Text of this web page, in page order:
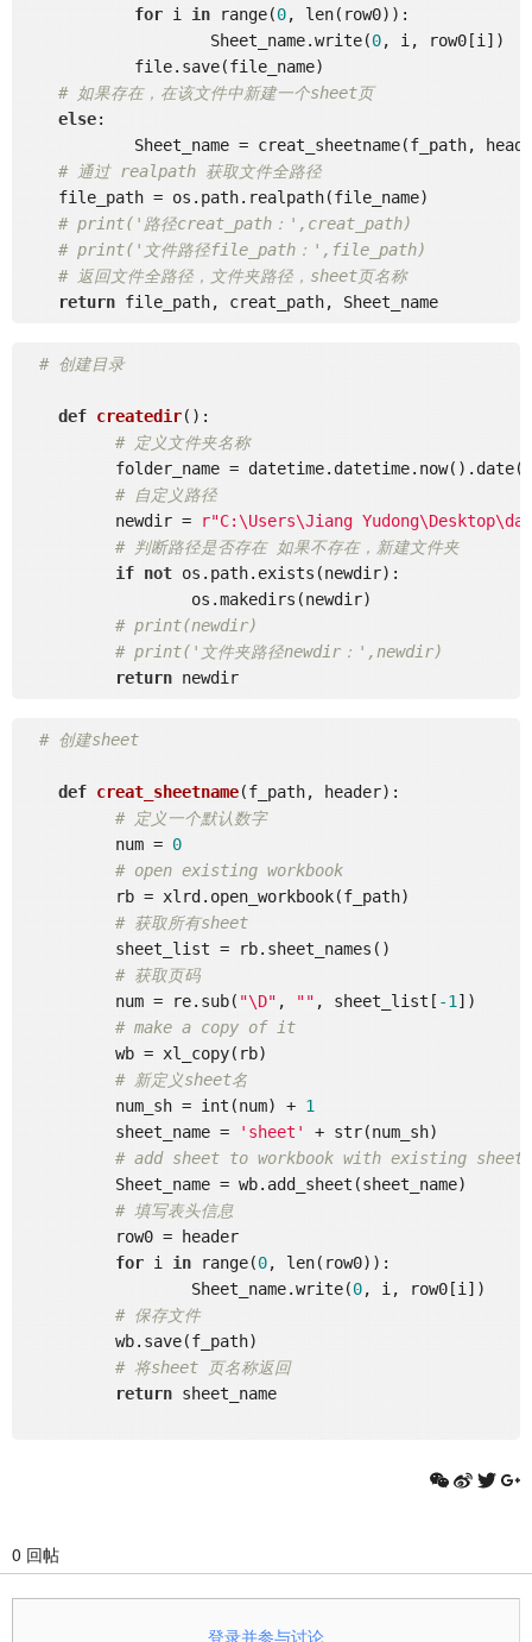
for i in range(0, len(row0)):
		    Sheet_name.write(
0, i, row0[i])
# 如果存在，在该文件中新建一个sheet页
else:
# 通过 realpath 获取文件全路径
    file_path = os.path.realpath(file_name)
# print('路径creat_path：',creat_path)
# print('文件路径file_path：',file_path)
# 返回文件全路径，文件夹路径，sheet页名称
return
file_path, creat_path, Sheet_name
# 创建目录
def createdir() :
# 定义文件夹名称
folder_name =
# 自定义路径
	  newdir =
r"C:\Users\Jiang
# 判断路径是否存在 如果不存在，新建文件夹
if not os.path.exists(newdir):
# print(newdir)
# print('文件夹路径newdir：',newdir)
return
newdir
# 创建sheet
def creat_sheetname(f_path, header) :
# 定义一个默认数字
	  num =
0
# open existing workbook
# 获取所有sheet
# 获取页码
	  num = re.sub(
"\D" , "" , sheet_list[ -1 ])
# make a copy of it
# 新定义sheet名
	  num_sh = int(num) +
1
	  sheet_name =
'sheet'
+ str(num_sh)
# add sheet to workbook with existing sheets
# 填写表头信息
for i in range(0, len(row0)):
		  Sheet_name.write(
0, i, row0[i])
# 保存文件
# 将sheet 页名称返回
return sheet_name
0 回帖
登录并参与讨论